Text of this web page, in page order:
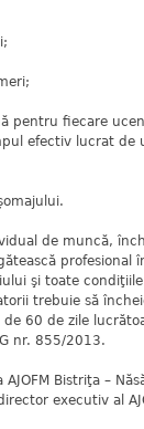
pentru fiecare
efectiv lucrat de
de muncă,
profesional
şi toate
trebuie să
60 de zile
nr. 855/2013.
Bistriţa –
executiv al